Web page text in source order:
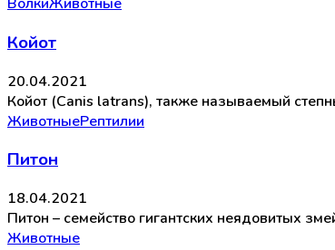
Койот
20.04.2021
Койот (Canis latrans), также называемый
ЖивотныеРептилии
Питон
18.04.2021
Питон – семейство гигантских неядовитых
Животные